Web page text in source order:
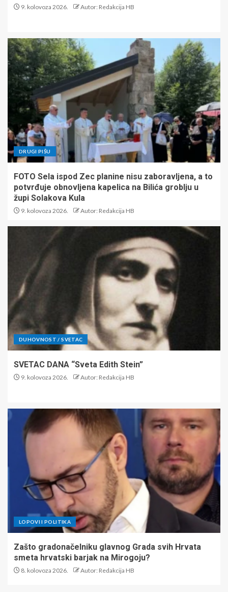
9. kolovoza 2026. Autor: Redakcija HB
DRUGI PIŠU
FOTO Sela ispod Zec planine nisu zaboravljena, a to
potvrđuje obnovljena kapelica na Bilića groblju u
župi Solakova Kula
9. kolovoza 2026. Autor: Redakcija HB
DUHOVNOST / SVETAC
SVETAC DANA “Sveta Edith Stein”
9. kolovoza 2026. Autor: Redakcija HB
LOPOVI I POLITIKA
Zašto gradonačelniku glavnog Grada svih Hrvata
smeta hrvatski barjak na Mirogoju?
8. kolovoza 2026. Autor: Redakcija HB